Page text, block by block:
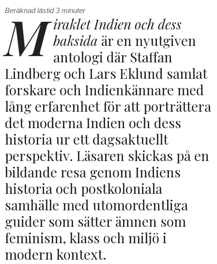
Beräknad lästid3 minuter
M iraklet Indien och dess
baksida är en nyutgiven
antologi där Staffan
Lindberg och Lars Eklund samlat
forskare och Indienkännare med
lång erfarenhet för att porträttera
det moderna Indien och dess
historia ur ett dagsaktuellt
perspektiv. Läsaren skickas på en
bildande resa genom Indiens
historia och postkoloniala
samhälle med utomordentliga
guider som sätter ämnen som
feminism, klass och miljö i
modern kontext.